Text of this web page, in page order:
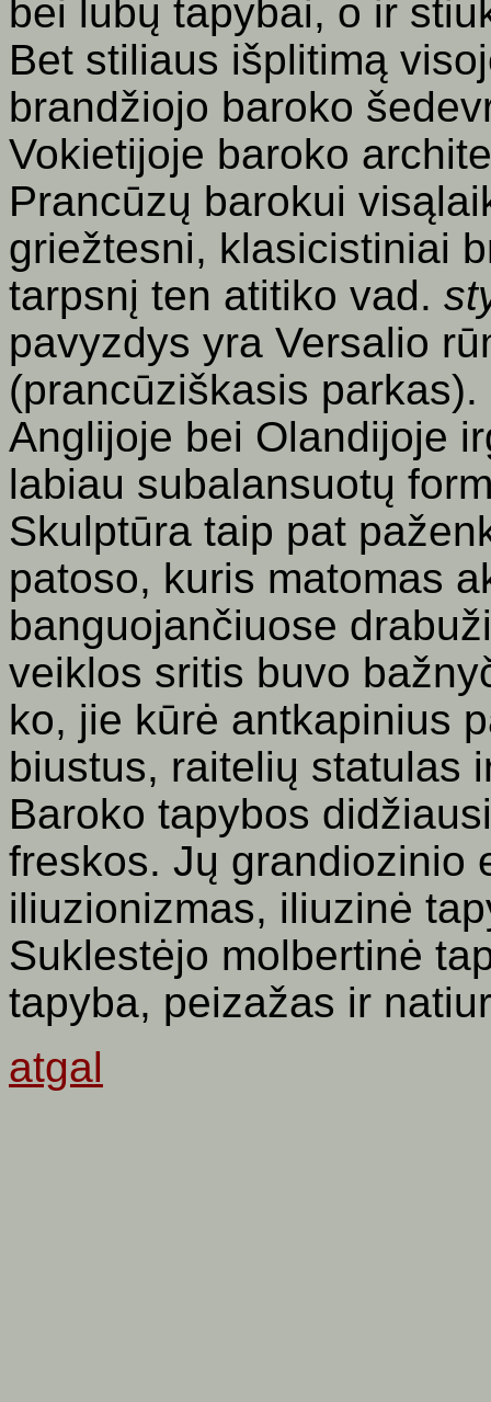
bei lubų tapybai, o ir
Bet stiliaus išplitimą
brandžiojo baroko
Vokietijoje baroko
Prancūzų barokui
griežtesni, klasicistiniai
tarpsnį ten atitiko vad.
pavyzdys yra Versalio
(prancūziškasis parkas).
Anglijoje bei Olandijoje
labiau subalansuotų
Skulptūra taip pat
patoso, kuris matomas
banguojančiuose
veiklos sritis buvo
ko, jie kūrė antkapinius
biustus, raitelių statulas
Baroko tapybos
freskos. Jų grandiozinio
iliuzionizmas, iliuzinė
Suklestėjo molbertinė
tapyba, peizažas ir
atgal